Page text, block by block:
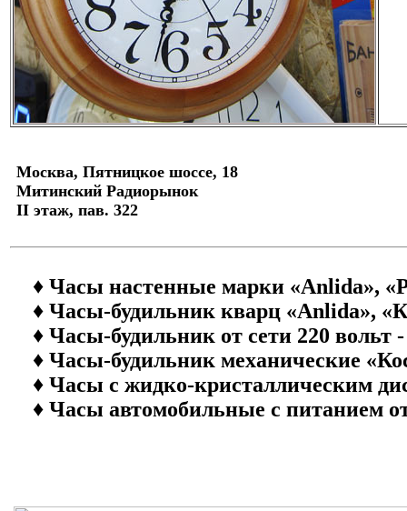
Москва, Пятницкое шоссе, 18
Митинский Радиорынок
II этаж, пав. 322
♦ Часы настенные марки «Anlida»,
♦ Часы-будильник кварц «Anlida»,
♦ Часы-будильник от сети 220
♦ Часы-будильник механические
♦ Часы с жидко-кристаллическим
♦ Часы автомобильные с питанием